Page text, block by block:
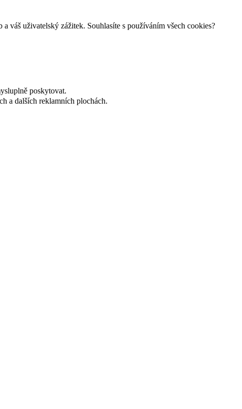
váš uživatelský zážitek. Souhlasíte s používáním všech cookies?
poskytovat.
a dalších reklamních plochách.